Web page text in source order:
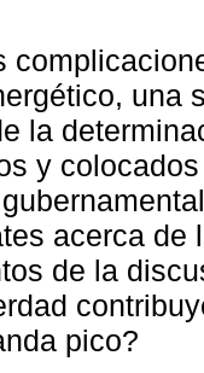
una
la
y
acerca de
de la
pico?